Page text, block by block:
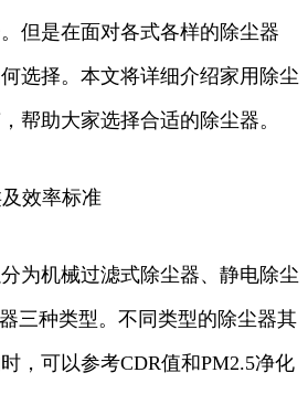
但是在面对各式各样的除尘器
选择。本文将详细介绍家用除尘
帮助大家选择合适的除尘器。
效率标准
为机械过滤式除尘器、静电除尘
三种类型。不同类型的除尘器其
，可以参考CDR值和PM2.5净化